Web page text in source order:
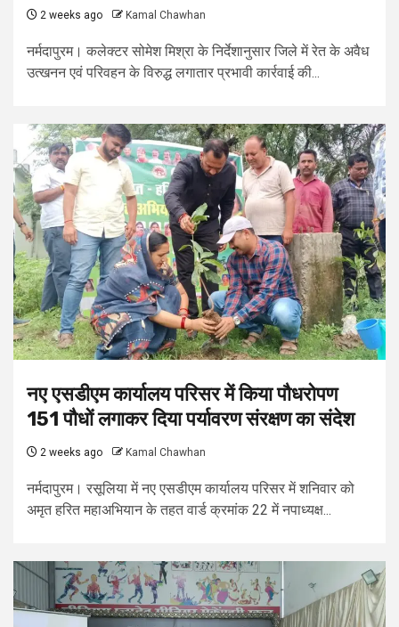
2 weeks ago Kamal Chawhan
नर्मदापुरम। कलेक्टर सोमेश मिश्रा के निर्देशानुसार जिले में रेत के अवैध
उत्खनन एवं परिवहन के विरुद्ध लगातार प्रभावी कार्रवाई की...
नए एसडीएम कार्यालय परिसर में किया पौधरोपण
151 पौधों लगाकर दिया पर्यावरण संरक्षण का संदेश
2 weeks ago Kamal Chawhan
नर्मदापुरम। रसूलिया में नए एसडीएम कार्यालय परिसर में शनिवार को
अमृत हरित महाअभियान के तहत वार्ड क्रमांक 22 में नपाध्यक्ष...